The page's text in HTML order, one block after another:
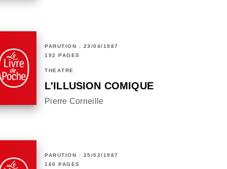
PARUTION : 23/04/1987
192 PAGES
THÉÂTRE
L'ILLUSION COMIQUE
Pierre Corneille
PARUTION : 25/02/1987
160 PAGES